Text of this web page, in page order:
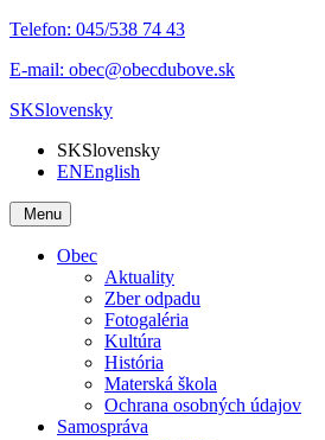
Telefon: 045/538 74 43
E-mail: obec@obecdubove.sk
SKSlovensky
SKSlovensky
ENEnglish
Menu
Obec
Aktuality
Zber odpadu
Fotogaléria
Kultúra
História
Materská škola
Ochrana osobných údajov
Samospráva